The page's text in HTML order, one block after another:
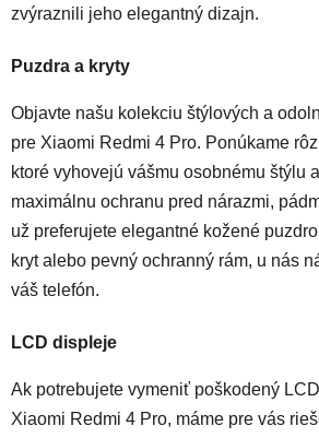
zvýraznili jeho elegantný dizajn.
Puzdra a kryty
Objavte našu kolekciu štýlových a
pre Xiaomi Redmi 4 Pro. Ponúkame
ktoré vyhovejú vášmu osobnému štýlu
maximálnu ochranu pred nárazmi,
už preferujete elegantné kožené
kryt alebo pevný ochranný rám, u nás
váš telefón.
LCD displeje
Ak potrebujete vymeniť poškodený
Xiaomi Redmi 4 Pro, máme pre vás